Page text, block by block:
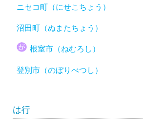
ニセコ町（にせこちょう）
沼田町（ぬまたちょう）
根室市（ねむろし）
登別市（のぼりべつし）
は行